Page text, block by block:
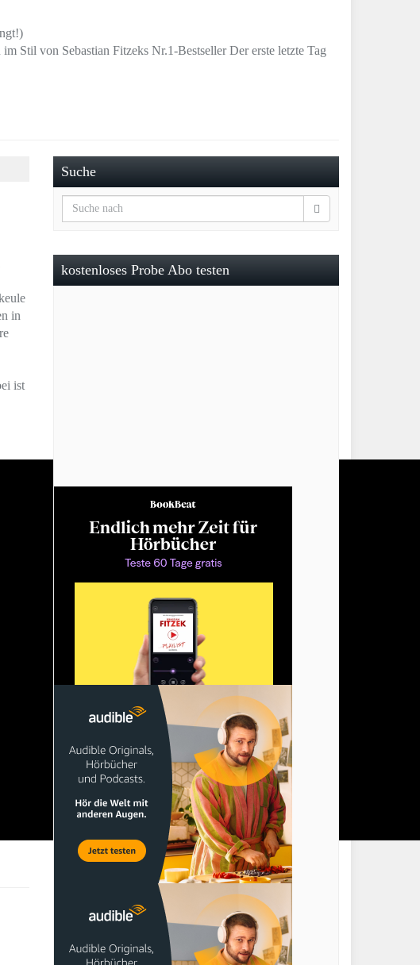
Stil von Sebastian Fitzeks Nr.1-Bestseller Der erste letzte Tag
in
ist
Suche
kostenloses Probe Abo testen